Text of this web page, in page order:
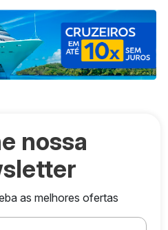
nossa
as melhores ofertas